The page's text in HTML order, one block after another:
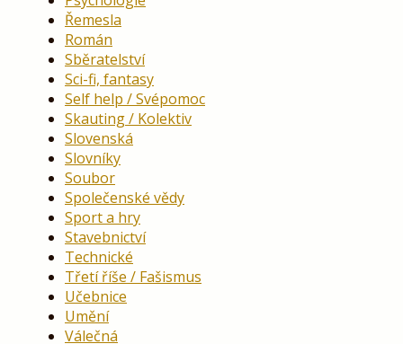
Řemesla
Román
Sběratelství
Sci-fi, fantasy
Self help / Svépomoc
Skauting / Kolektiv
Slovenská
Slovníky
Soubor
Společenské vědy
Sport a hry
Stavebnictví
Technické
Třetí říše / Fašismus
Učebnice
Umění
Válečná